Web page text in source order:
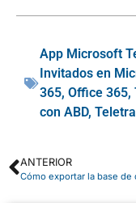
App Microsoft
Invitados en
365, Office 365,
con ABD,
ANTERIOR